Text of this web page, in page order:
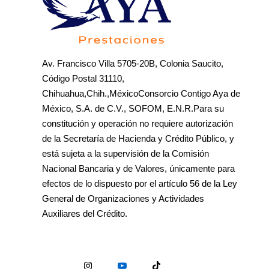
Av. Francisco Villa 5705-20B, Colonia Saucito,
Código Postal 31110,
Chihuahua,Chih.,MéxicoConsorcio Contigo Aya de
México, S.A. de C.V., SOFOM, E.N.R.Para su
constitución y operación no requiere autorización
de la Secretaría de Hacienda y Crédito Público, y
está sujeta a la supervisión de la Comisión
Nacional Bancaria y de Valores, únicamente para
efectos de lo dispuesto por el artículo 56 de la Ley
General de Organizaciones y Actividades
Auxiliares del Crédito.